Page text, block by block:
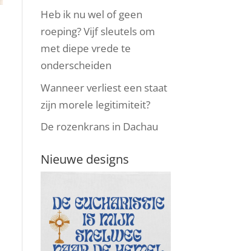
Heb ik nu wel of geen
roeping? Vijf sleutels om
met diepe vrede te
onderscheiden
Wanneer verliest een staat
zijn morele legitimiteit?
De rozenkrans in Dachau
Nieuwe designs